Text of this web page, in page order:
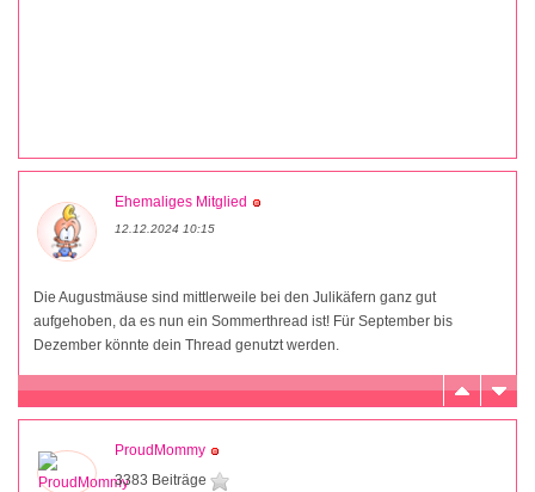
Ehemaliges Mitglied
12.12.2024 10:15
Die Augustmäuse sind mittlerweile bei den Julikäfern ganz gut
aufgehoben, da es nun ein Sommerthread ist! Für September bis
Dezember könnte dein Thread genutzt werden.
ProudMommy
3383 Beiträge